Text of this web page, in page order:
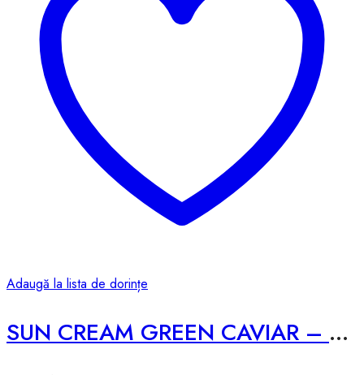
Adaugă la lista de dorințe
SUN CREAM GREEN CAVIAR – 50g